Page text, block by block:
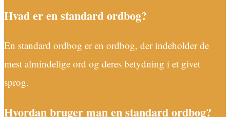
Hvad er en standard ordbog?
En standard ordbog er en ordbog, der indeholder de
mest almindelige ord og deres betydning i et givet
sprog.
Hvordan bruger man en standard ordbog?